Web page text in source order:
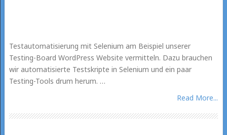
Testautomatisierung mit Selenium am Beispiel unserer
Testing-Board WordPress Website vermitteln. Dazu brauchen
wir automatisierte Testskripte in Selenium und ein paar
Testing-Tools drum herum. …
Read More...